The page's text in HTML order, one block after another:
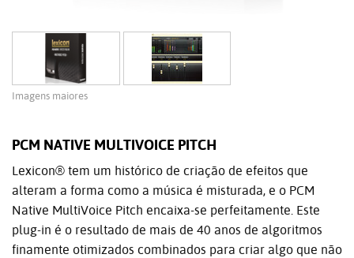
Imagens maiores
PCM NATIVE MULTIVOICE PITCH
Lexicon® tem um histórico de criação de efeitos que
alteram a forma como a música é misturada, e o PCM
Native MultiVoice Pitch encaixa-se perfeitamente. Este
plug-in é o resultado de mais de 40 anos de algoritmos
finamente otimizados combinados para criar algo que não